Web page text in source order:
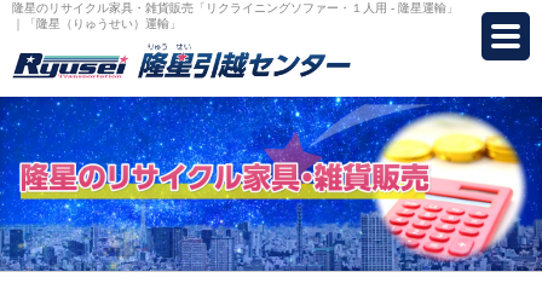
隆星のリサイクル家具・雑貨販売「リクライニングソファー・１人用 - 隆星運輸」
｜「隆星（りゅうせい）運輸」